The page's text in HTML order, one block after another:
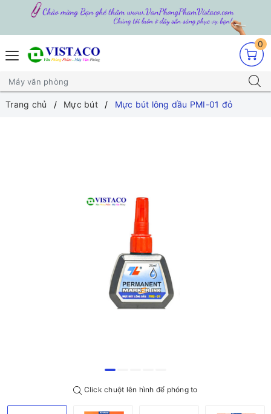
0
Trang chủ Mực bút Mực bút lông dầu PMI-01 đỏ
Click chuột lên hình để phóng to